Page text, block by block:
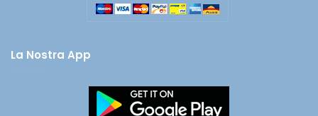
La Nostra App